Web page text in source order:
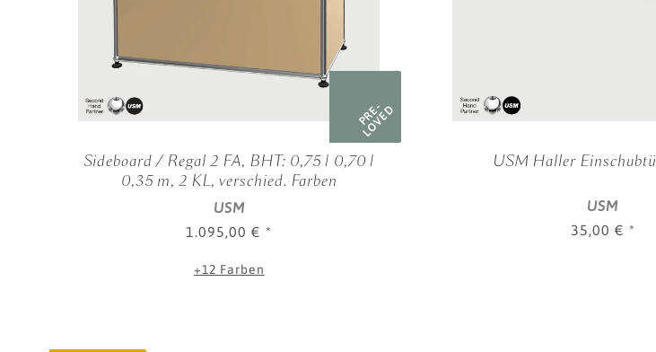
PRE-
LOVED
Sideboard / Regal 2 FA, BHT: 0,75 | 0,70 |
0,35 m, 2 KL, verschied. Farben
USM
1.095,00 €*
+12 Farben
USM Haller
USM
35,00 € *